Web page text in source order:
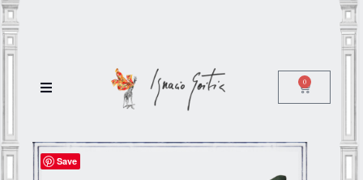
0
Save